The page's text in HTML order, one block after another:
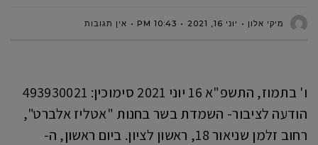
מיקי אלון יוני 16, 2021 10:43 PM אין תגובות
ו' בתמוז, התשפ"א 16 יוני 2021 סימוכין: 493930021
הודעה לציבור- השמדת בשר בחנות "אטליז אלברט",
רחוב זלמן שניאור 18, ראשון לציון. ביום ראשון, ה-